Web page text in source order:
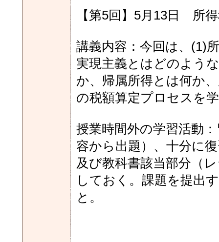
【第5回】5月13日 所
講義内容：今回は、(1)
実現主義とはどのよう
か、帰属所得とは何か
の税額算定プロセスを
授業時間外の学習活動
容から出題）、十分に
及び教科書該当部分（
しておく。課題を提出
と。